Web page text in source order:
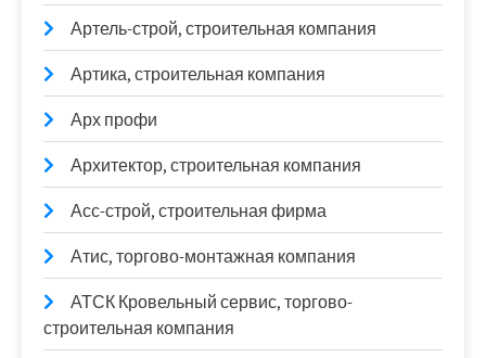
Артель-строй, строительная компания
Артика, строительная компания
Арх профи
Архитектор, строительная компания
Асс-строй, строительная фирма
Атис, торгово-монтажная компания
АТСК Кровельный сервис, торгово-
строительная компания